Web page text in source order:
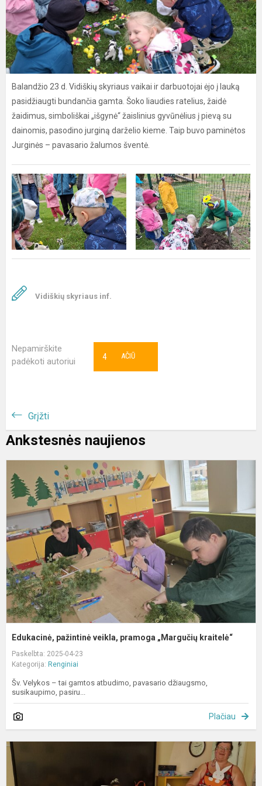
Balandžio 23 d. Vidiškių skyriaus vaikai ir darbuotojai ėjo į lauką
pasidžiaugti bundančia gamta. Šoko liaudies ratelius, žaidė
žaidimus, simboliškai „išgynė“ žaislinius gyvūnėlius į pievą su
dainomis, pasodino jurginą darželio kieme. Taip buvo paminėtos
Jurginės – pavasario žalumos šventė.
Vidiškių skyriaus inf.
Nepamirškite
padėkoti autoriui
AČIŪ
4
Grįžti
Ankstesnės naujienos
Edukacinė, pažintinė veikla, pramoga „Margučių kraitelė“
Paskelbta: 2025-04-23
Kategorija: Renginiai
Šv. Velykos – tai gamtos atbudimo, pavasario džiaugsmo,
susikaupimo, pasiru...
Plačiau